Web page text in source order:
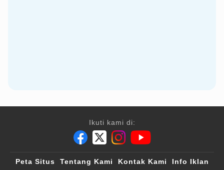
Ikuti kami di:
Peta Situs Tentang Kami Kontak Kami Info Iklan